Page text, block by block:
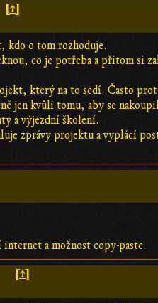
[↑]
kdo o tom rozhoduje.
co je potřeba a přitom si
který na to sedí. Často
jen kvůli tomu, aby se
a výjezdní školení.
zprávy projektu a vyplácí
a možnost copy-paste.
[↑]